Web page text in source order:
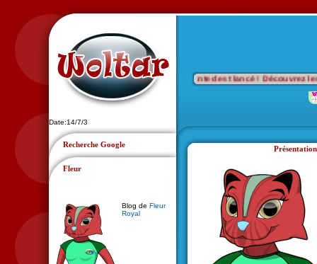
...🎯 Wanted est lancé ! Découvrez les
Date:14/7/3
Recherche Google
Fleur
Blog de Fleur
Royal
Présentation